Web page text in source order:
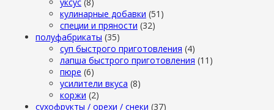
кулинарные добавки (51)
специи и пряности (32)
полуфабрикаты (35)
суп быстрого приготовления (4)
лапша быстрого приготовления (11)
пюре (6)
усилители вкуса (8)
коржи (2)
сухофрукты / орехи / снеки (37)